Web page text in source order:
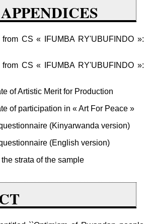
CS « IFUMBA RY'UBUFINDO »:
CS « IFUMBA RY'UBUFINDO »:
of Artistic Merit for Production
of participation in « Art For Peace »
(Kinyarwanda version)
(English version)
strata of the sample